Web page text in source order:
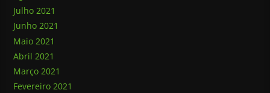
Julho 2021
Junho 2021
Maio 2021
Abril 2021
Março 2021
Fevereiro 2021